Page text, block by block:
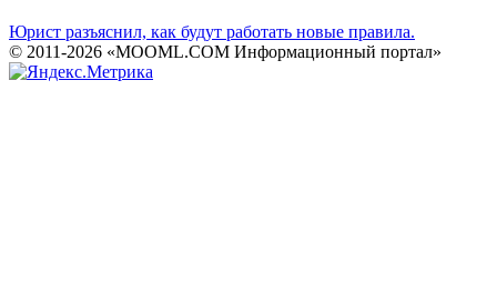
Юрист разъяснил, как будут работать новые правила.
© 2011-2026 «MOOML.COM Информационный портал»